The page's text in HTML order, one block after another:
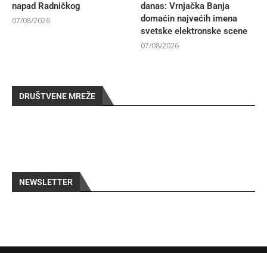
napad Radničkog
07/08/2026
danas: Vrnjačka Banja
domaćin najvećih imena
svetske elektronske scene
07/08/2026
DRUŠTVENE MREŽE
NEWSLETTER